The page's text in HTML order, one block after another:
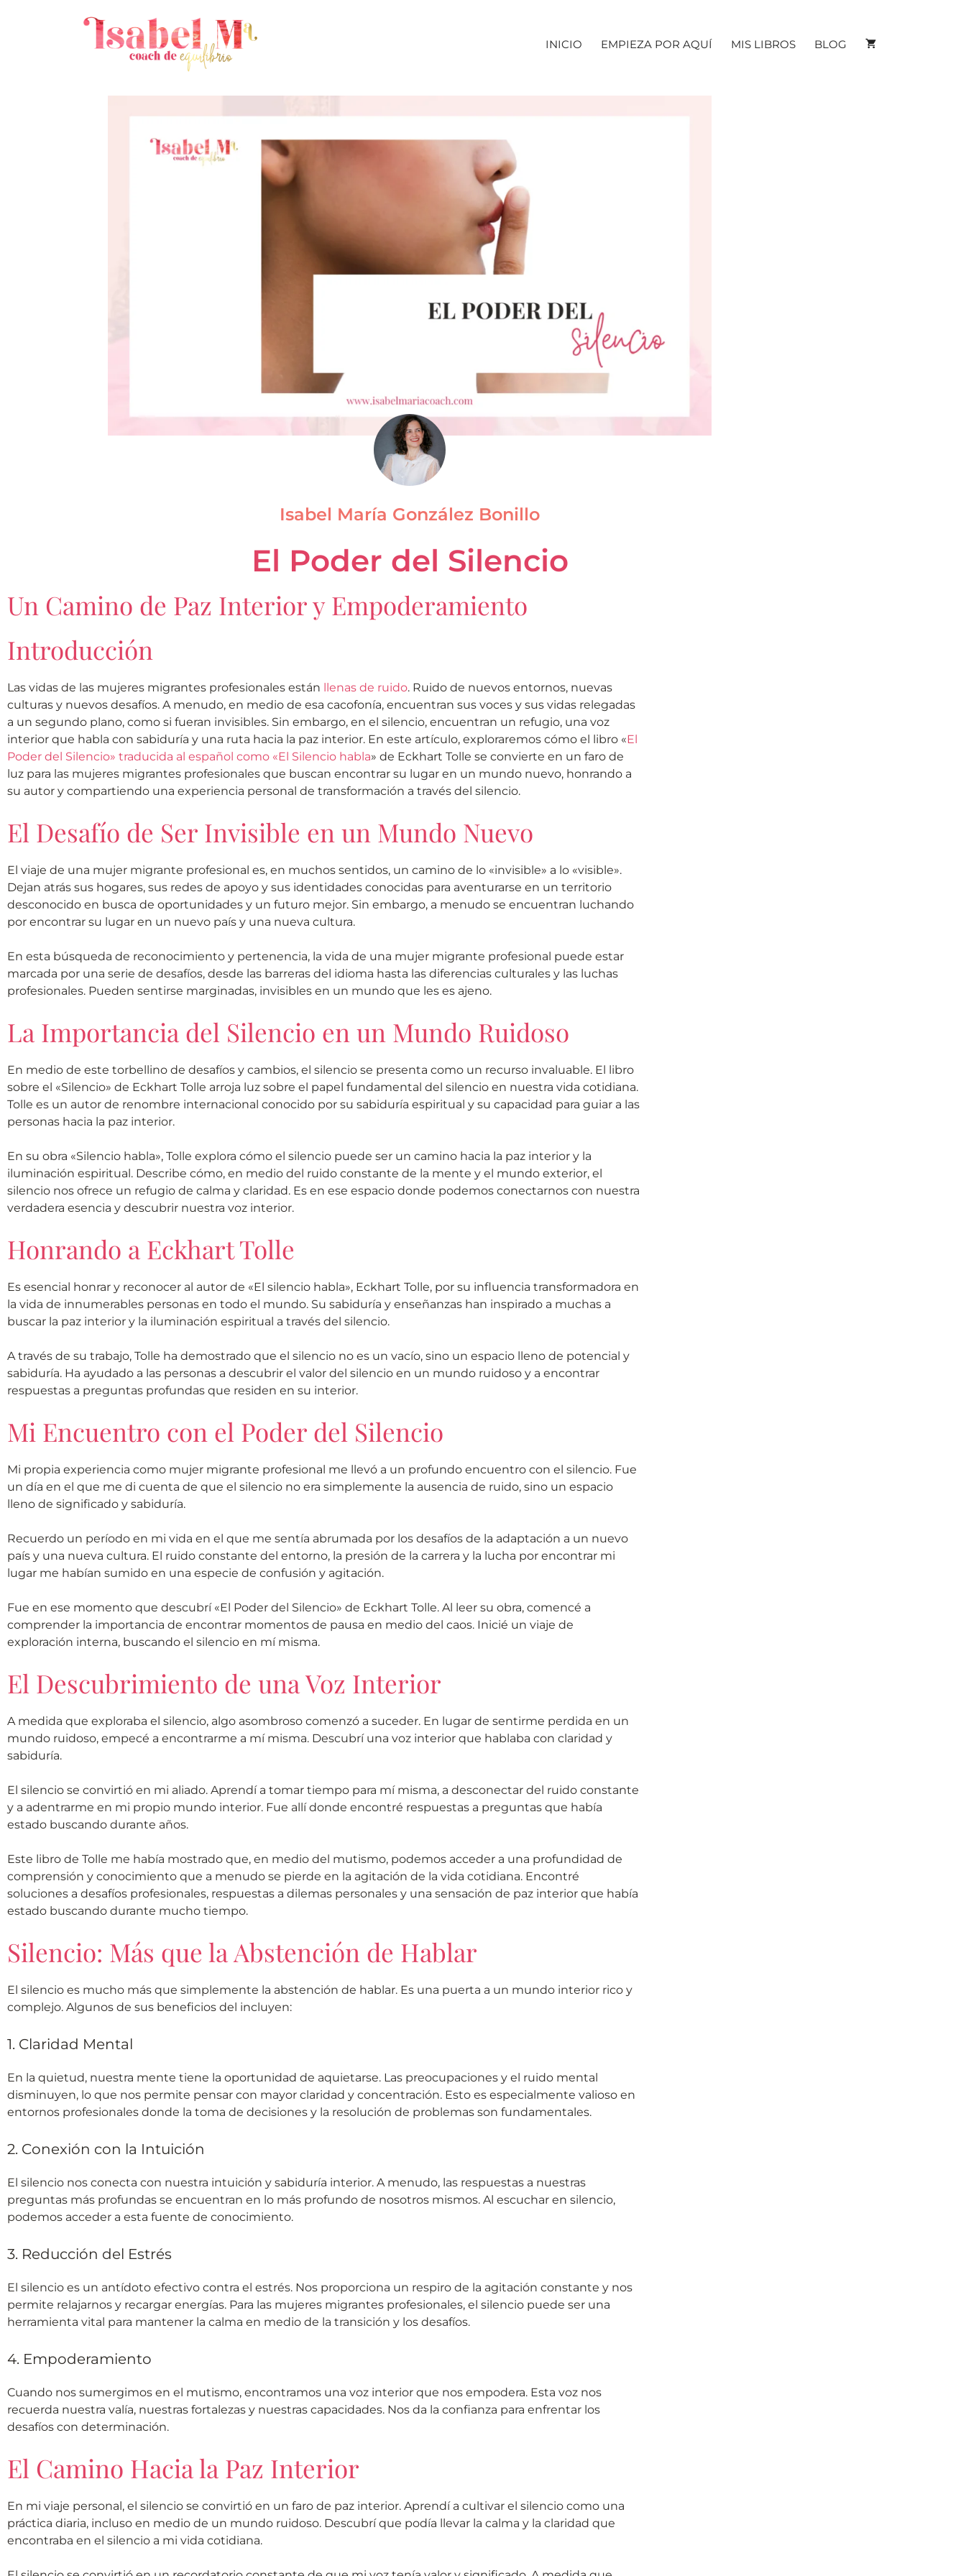
INICIO EMPIEZA POR AQUÍ MIS LIBROS BLOG
Isabel María González Bonillo
El Poder del Silencio
Un Camino de Paz Interior y Empoderamiento
Introducción
Las vidas de las mujeres migrantes profesionales están llenas de ruido. Ruido de nuevos entornos, nuevas
culturas y nuevos desafíos. A menudo, en medio de esa cacofonía, encuentran sus voces y sus vidas relegadas
a un segundo plano, como si fueran invisibles. Sin embargo, en el silencio, encuentran un refugio, una voz
interior que habla con sabiduría y una ruta hacia la paz interior. En este artículo, exploraremos cómo el libro «El
Poder del Silencio» traducida al español como «El Silencio habla» de Eckhart Tolle se convierte en un faro de
luz para las mujeres migrantes profesionales que buscan encontrar su lugar en un mundo nuevo, honrando a
su autor y compartiendo una experiencia personal de transformación a través del silencio.
El Desafío de Ser Invisible en un Mundo Nuevo
El viaje de una mujer migrante profesional es, en muchos sentidos, un camino de lo «invisible» a lo «visible».
Dejan atrás sus hogares, sus redes de apoyo y sus identidades conocidas para aventurarse en un territorio
desconocido en busca de oportunidades y un futuro mejor. Sin embargo, a menudo se encuentran luchando
por encontrar su lugar en un nuevo país y una nueva cultura.
En esta búsqueda de reconocimiento y pertenencia, la vida de una mujer migrante profesional puede estar
marcada por una serie de desafíos, desde las barreras del idioma hasta las diferencias culturales y las luchas
profesionales. Pueden sentirse marginadas, invisibles en un mundo que les es ajeno.
La Importancia del Silencio en un Mundo Ruidoso
En medio de este torbellino de desafíos y cambios, el silencio se presenta como un recurso invaluable. El libro
sobre el «Silencio» de Eckhart Tolle arroja luz sobre el papel fundamental del silencio en nuestra vida cotidiana.
Tolle es un autor de renombre internacional conocido por su sabiduría espiritual y su capacidad para guiar a las
personas hacia la paz interior.
En su obra «Silencio habla», Tolle explora cómo el silencio puede ser un camino hacia la paz interior y la
iluminación espiritual. Describe cómo, en medio del ruido constante de la mente y el mundo exterior, el
silencio nos ofrece un refugio de calma y claridad. Es en ese espacio donde podemos conectarnos con nuestra
verdadera esencia y descubrir nuestra voz interior.
Honrando a Eckhart Tolle
Es esencial honrar y reconocer al autor de «El silencio habla», Eckhart Tolle, por su influencia transformadora en
la vida de innumerables personas en todo el mundo. Su sabiduría y enseñanzas han inspirado a muchas a
buscar la paz interior y la iluminación espiritual a través del silencio.
A través de su trabajo, Tolle ha demostrado que el silencio no es un vacío, sino un espacio lleno de potencial y
sabiduría. Ha ayudado a las personas a descubrir el valor del silencio en un mundo ruidoso y a encontrar
respuestas a preguntas profundas que residen en su interior.
Mi Encuentro con el Poder del Silencio
Mi propia experiencia como mujer migrante profesional me llevó a un profundo encuentro con el silencio. Fue
un día en el que me di cuenta de que el silencio no era simplemente la ausencia de ruido, sino un espacio
lleno de significado y sabiduría.
Recuerdo un período en mi vida en el que me sentía abrumada por los desafíos de la adaptación a un nuevo
país y una nueva cultura. El ruido constante del entorno, la presión de la carrera y la lucha por encontrar mi
lugar me habían sumido en una especie de confusión y agitación.
Fue en ese momento que descubrí «El Poder del Silencio» de Eckhart Tolle. Al leer su obra, comencé a
comprender la importancia de encontrar momentos de pausa en medio del caos. Inicié un viaje de
exploración interna, buscando el silencio en mí misma.
El Descubrimiento de una Voz Interior
A medida que exploraba el silencio, algo asombroso comenzó a suceder. En lugar de sentirme perdida en un
mundo ruidoso, empecé a encontrarme a mí misma. Descubrí una voz interior que hablaba con claridad y
sabiduría.
El silencio se convirtió en mi aliado. Aprendí a tomar tiempo para mí misma, a desconectar del ruido constante
y a adentrarme en mi propio mundo interior. Fue allí donde encontré respuestas a preguntas que había
estado buscando durante años.
Este libro de Tolle me había mostrado que, en medio del mutismo, podemos acceder a una profundidad de
comprensión y conocimiento que a menudo se pierde en la agitación de la vida cotidiana. Encontré
soluciones a desafíos profesionales, respuestas a dilemas personales y una sensación de paz interior que había
estado buscando durante mucho tiempo.
Silencio: Más que la Abstención de Hablar
El silencio es mucho más que simplemente la abstención de hablar. Es una puerta a un mundo interior rico y
complejo. Algunos de sus beneficios del incluyen:
1. Claridad Mental
En la quietud, nuestra mente tiene la oportunidad de aquietarse. Las preocupaciones y el ruido mental
disminuyen, lo que nos permite pensar con mayor claridad y concentración. Esto es especialmente valioso en
entornos profesionales donde la toma de decisiones y la resolución de problemas son fundamentales.
2. Conexión con la Intuición
El silencio nos conecta con nuestra intuición y sabiduría interior. A menudo, las respuestas a nuestras
preguntas más profundas se encuentran en lo más profundo de nosotros mismos. Al escuchar en silencio,
podemos acceder a esta fuente de conocimiento.
3. Reducción del Estrés
El silencio es un antídoto efectivo contra el estrés. Nos proporciona un respiro de la agitación constante y nos
permite relajarnos y recargar energías. Para las mujeres migrantes profesionales, el silencio puede ser una
herramienta vital para mantener la calma en medio de la transición y los desafíos.
4. Empoderamiento
Cuando nos sumergimos en el mutismo, encontramos una voz interior que nos empodera. Esta voz nos
recuerda nuestra valía, nuestras fortalezas y nuestras capacidades. Nos da la confianza para enfrentar los
desafíos con determinación.
El Camino Hacia la Paz Interior
En mi viaje personal, el silencio se convirtió en un faro de paz interior. Aprendí a cultivar el silencio como una
práctica diaria, incluso en medio de un mundo ruidoso. Descubrí que podía llevar la calma y la claridad que
encontraba en el silencio a mi vida cotidiana.